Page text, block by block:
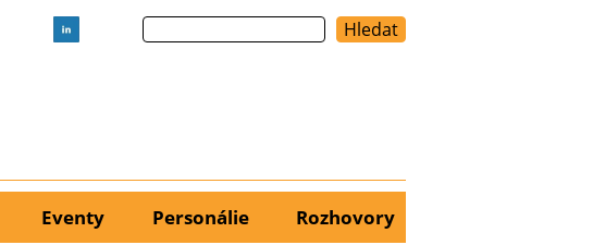
Hledat
Eventy Personálie Rozhovory